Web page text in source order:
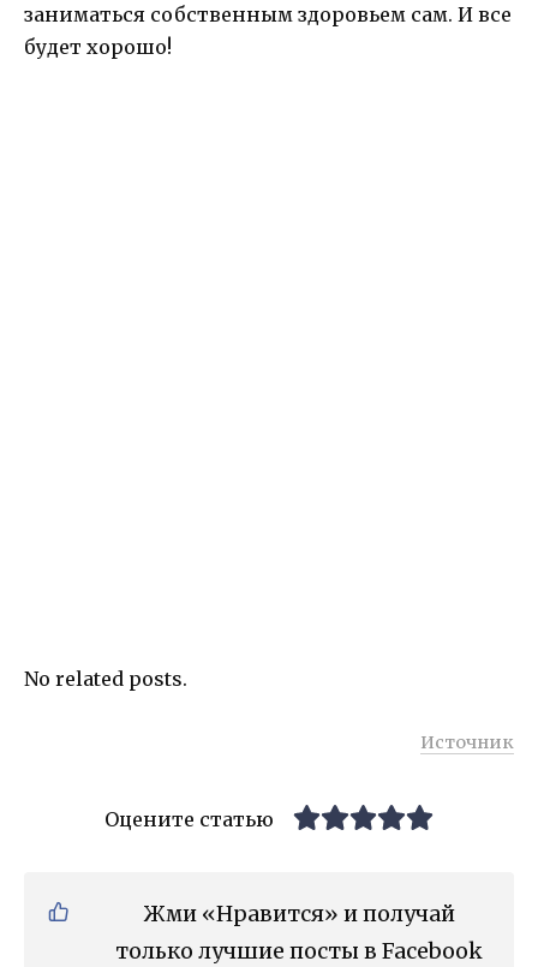
заниматься собственным здоровьем сам. И все
будет хорошо!
No related posts.
Источник
Оцените статью
Жми «Нравится» и получай
только лучшие посты в Facebook